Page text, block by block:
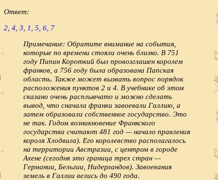
Ответ:
2, 4, 3, 1, 5, 6, 7
Примечание: Обратите внимание на события,
которые по времени стояли очень близко. В 751
году Пипин Короткий был провозглашен королем
франков, а 756 году была образована Папская
область. Также может вызвать вопрос порядок
расположения пунктов 2 и 4. В учебнике об этом
сказано очень расплывчато и можно сделать
вывод, что сначала франки завоевали Галлию, а
затем образовали собственное государство. Это
не так. Годом возникновение Франкского
государства считают 481 год — начало правления
короля Хлодвига). Его королевство располагалось
на территории Австразии, с центром в городе
Ахене (сегодня это граница трех стран —
Германии, Бельгии, Нидерландов). Завоевания
земель в Галлии велись до 490 года.